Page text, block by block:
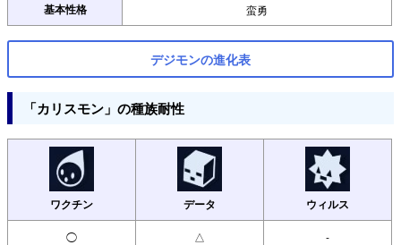
基本性格 蛮勇
デジモンの進化表
「カリスモン」の種族耐性
ワクチン データ ウィルス
◯ △ -